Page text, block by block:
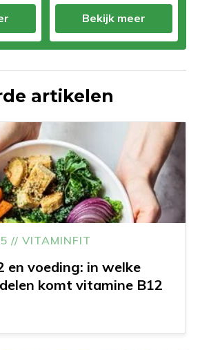
Bekijk meer
artikelen
// VITAMINFIT
en voeding: in welke
komt vitamine B12